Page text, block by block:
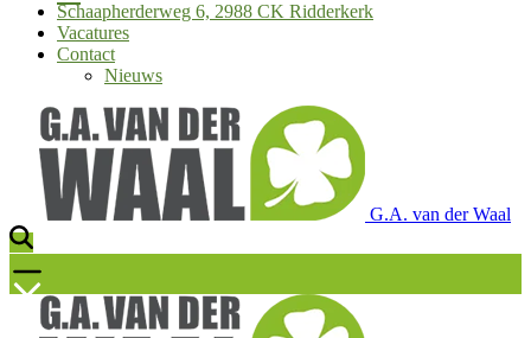
Schaapherderweg 6, 2988 CK Ridderkerk
Vacatures
Contact
Nieuws
G.A. van der Waal